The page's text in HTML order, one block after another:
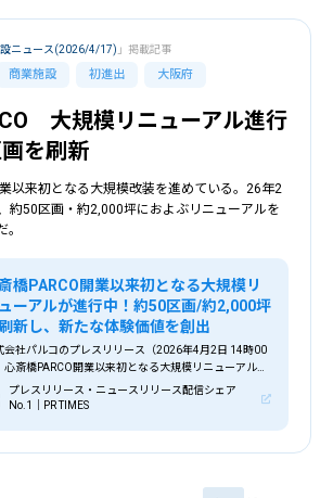
商業施設 初進出 大阪府
ニュース(2026/4/17) 」掲載記事
大規模リニューアル進行
を刷新
以来初となる大規模改装を進めている。26年2
約50区画・約2,000坪におよぶリニューアルを
橋PARCO開業以来初となる大規模リ
ーアルが進行中！約50区画/約2,000坪
新し、新たな体験価値を創出
会社パルコのプレスリリース（2026年4月2日 14時00
心斎橋PARCO開業以来初となる大規模リニューアルが
中！約50区画/約2,000坪を刷新し、新たな体験価値を
プレスリリース・ニュースリリース配信シェア
No.1｜PR TIMES